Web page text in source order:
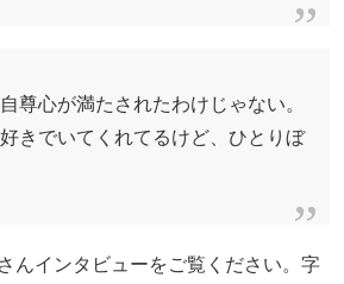
尊心が満たされたわけじゃない。
きでいてくれてるけど、ひとりぼ
んインタビューをご覧ください。字